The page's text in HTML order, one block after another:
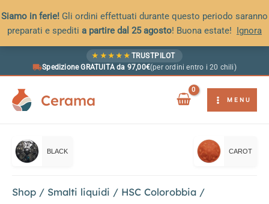
Siamo in ferie! Gli ordini effettuati durante questo periodo saranno
preparati e spediti a partire dal 25 agosto! Buona estate! Ignora
★ ★ ★ ★ ★ TRUSTPILOT
Spedizione GRATUITA da 97,00€(per ordini entro i 20 chili)
Cerama MENU
BLACK CAROT
Shop / Smalti liquidi / HSC Colorobbia /